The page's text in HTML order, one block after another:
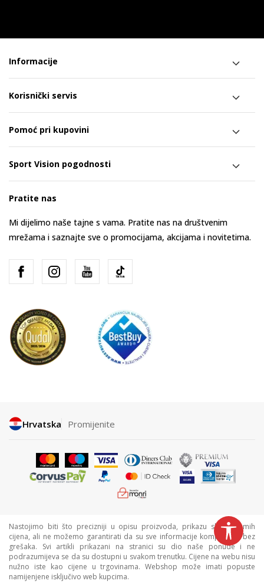
Informacije
Korisnički servis
Pomoć pri kupovini
Sport Vision pogodnosti
Pratite nas
Mi dijelimo naše tajne s vama. Pratite nas na društvenim
mrežama i saznajte sve o promocijama, akcijama i novitetima.
Hrvatska Promijenite
Nastojimo biti što precizniji u opisu proizvoda, prikazu slika i samih
cijena, ali ne možemo garantirati da su sve informacije kompletne i bez
grešaka. Svi artikli prikazani na stranici su dio naše ponude i ne
podrazumijeva se da su dostupni u svakom trenutku. Cijene na webu nisu
nužno iste kao cijene u trgovinama. Webshop može imati popuste
namijenjene isključivo web kupcima.